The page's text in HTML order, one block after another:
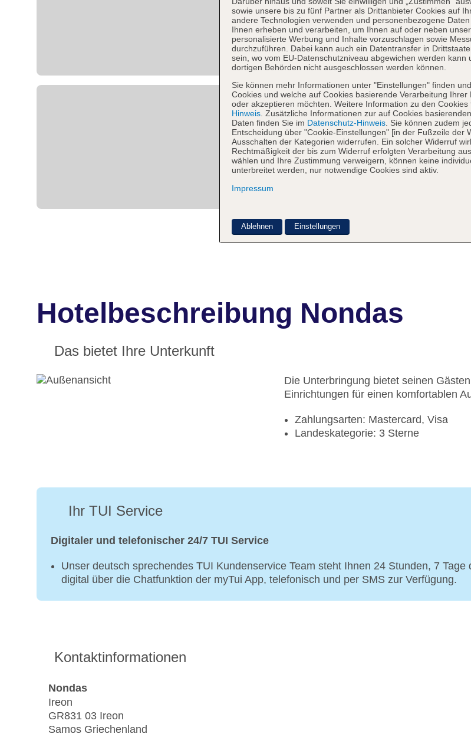
Hotelbeschreibung Nondas
Das bietet Ihre Unterkunft
Die Unterbringung bietet seinen
Einrichtungen für einen komfortablen
Zahlungsarten: Mastercard, Visa
Landeskategorie: 3 Sterne
Ihr TUI Service
Digitaler und telefonischer 24/7 TUI Service
Unser deutsch sprechendes TUI Kundenservice Team steht Ihnen 24 Stunden, 7 Tage
digital über die Chatfunktion der myTui App, telefonisch und per SMS zur Verfügung.
Kontaktinformationen
Nondas
Ireon
GR831 03 Ireon
Samos Griechenland
sowie unsere bis zu fünf Partner als Drittanbieter Cookies auf
andere Technologien verwenden und personenbezogene
Ihnen erheben und verarbeiten, um Ihnen auf oder neben
personalisierte Werbung und Inhalte vorzuschlagen sowie
durchzuführen. Dabei kann auch ein Datentransfer in
sein, wo vom EU-Datenschutzniveau abgewichen werden kann
dortigen Behörden nicht ausgeschlossen werden können.
Sie können mehr Informationen unter "Einstellungen" finden
Cookies und welche auf Cookies basierende Verarbeitung Ihrer
oder akzeptieren möchten. Weitere Information zu den Cookies
Hinweis. Zusätzliche Informationen zur auf Cookies
Daten finden Sie im Datenschutz-Hinweis. Sie können zudem
Entscheidung über "Cookie-Einstellungen" [in der Fußzeile der
Ausschalten der Kategorien widerrufen. Ein solcher Widerruf
Rechtmäßigkeit der bis zum Widerruf erfolgten Verarbeitung
wählen und Ihre Zustimmung verweigern, können keine
unterbreitet werden, nur notwendige Cookies sind aktiv.
Impressum
Ablehnen Einstellungen